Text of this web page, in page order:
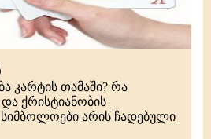
კარტის თამაში? რა
ქრისტიანობის
არის ჩადებული